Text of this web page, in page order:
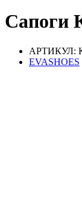
Сапоги
АРТИКУЛ:
EVASHOES